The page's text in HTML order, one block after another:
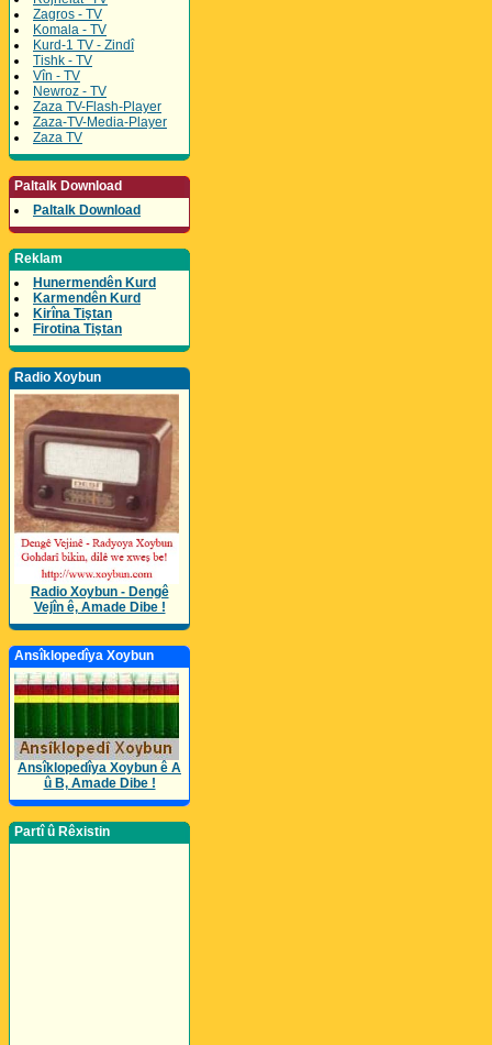
Zagros - TV
Komala - TV
Kurd-1 TV - Zindî
Tishk - TV
Vîn - TV
Newroz - TV
Zaza TV-Flash-Player
Zaza-TV-Media-Player
Zaza TV
Paltalk Download
Paltalk Download
Reklam
Hunermendên Kurd
Karmendên Kurd
Kirîna Tiştan
Firotina Tiştan
Radio Xoybun
Radio Xoybun - Dengê
Vejîn ê, Amade Dibe !
Ansîklopedîya Xoybun
Ansîklopedîya Xoybun ê A
û B, Amade Dibe !
Partî û Rêxistin